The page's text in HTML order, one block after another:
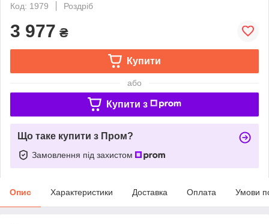
Код: 1979
Роздріб
3 977 ₴
Купити
або
Купити з
Що таке купити з Пром?
Замовлення під захистом
Опис Характеристики Доставка Оплата Умови